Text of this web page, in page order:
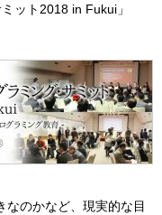
ット2018 in Fukui」
なのかなど、現実的な目